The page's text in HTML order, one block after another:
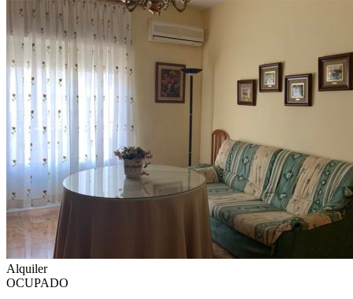
Alquiler
OCUPADO